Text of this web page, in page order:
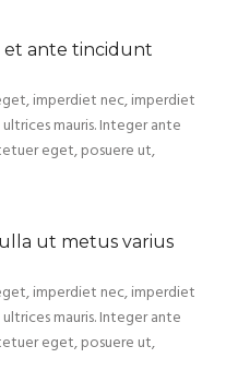
et ante tincidunt
imperdiet nec, imperdiet
mauris. Integer ante
eget, posuere ut,
ut metus varius
imperdiet nec, imperdiet
mauris. Integer ante
eget, posuere ut,